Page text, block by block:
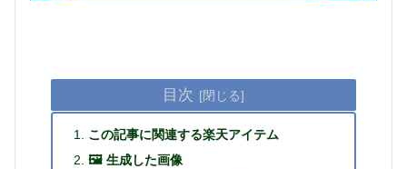
目次
この記事に関連する楽天アイテム
🖼️ 生成した画像